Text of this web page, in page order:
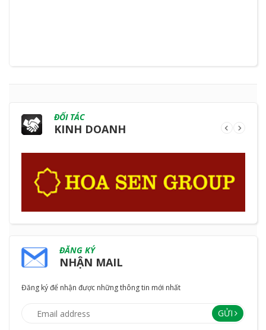
ĐỐI TÁC
KINH DOANH
ĐĂNG KÝ
NHẬN MAIL
Đăng ký để nhận được những thông tin mới nhất
GỬI